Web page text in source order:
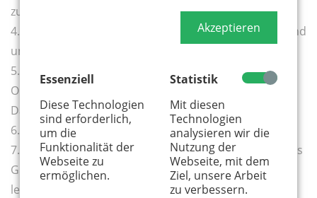
Akzeptieren
Essenziell
Diese Technologien
sind erforderlich,
um die
Funktionalität der
Webseite zu
ermöglichen.
Statistik
Mit diesen
Technologien
analysieren wir die
Nutzung der
Webseite, mit dem
Ziel, unsere Arbeit
zu verbessern.
zubereiten und heiß in eine Schüssel umfüllen.
4. Die Schokolade über dem Wasserbad schmelzen und
unter den noch warmen Pudding rühren.
5. Den Pudding mit Frischhaltefolie direkt auf der
Oberfläche abdecken, sodass sich keine Haut bildet.
Das Ganze abkühlen lassen.
6. Die Förmchen mit Butter einfetten.
7. Den Mürbeteig ausrollen, kleine Kreise mithilfe eines
Glases ausstechen und in die kleinen Tarteformen
legen. Mit einer Gabel einige Male einstechen